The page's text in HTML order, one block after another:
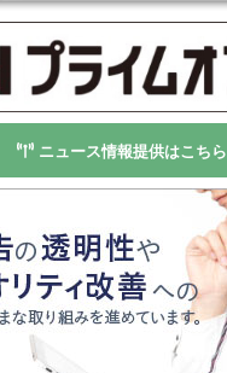
ニュース情報提供はこちら